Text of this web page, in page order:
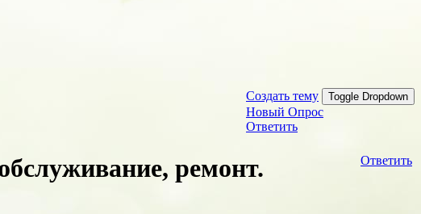
Создать тему Toggle Dropdown
Новый Опрос
Ответить
Ответить
ремонт.